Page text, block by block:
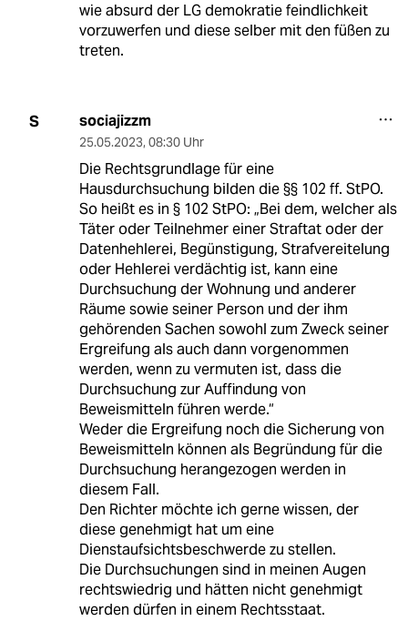
wie absurd der LG demokratie feindlichkeit
vorzuwerfen und diese selber mit den füßen zu
treten.
S sociajizzm
25.05.2023, 08:30 Uhr
Die Rechtsgrundlage für eine
Hausdurchsuchung bilden die §§ 102 ff. StPO.
So heißt es in § 102 StPO: „Bei dem, welcher als
Täter oder Teilnehmer einer Straftat oder der
Datenhehlerei, Begünstigung, Strafvereitelung
oder Hehlerei verdächtig ist, kann eine
Durchsuchung der Wohnung und anderer
Räume sowie seiner Person und der ihm
gehörenden Sachen sowohl zum Zweck seiner
Ergreifung als auch dann vorgenommen
werden, wenn zu vermuten ist, dass die
Durchsuchung zur Auffindung von
Beweismitteln führen werde.“
Weder die Ergreifung noch die Sicherung von
Beweismitteln können als Begründung für die
Durchsuchung herangezogen werden in
diesem Fall.
Den Richter möchte ich gerne wissen, der
diese genehmigt hat um eine
Dienstaufsichtsbeschwerde zu stellen.
Die Durchsuchungen sind in meinen Augen
rechtswiedrig und hätten nicht genehmigt
werden dürfen in einem Rechtsstaat.